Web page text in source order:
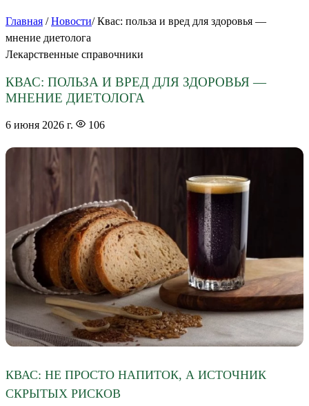
Главная / Новости/ Квас: польза и вред для здоровья —
мнение диетолога
Лекарственные справочники
КВАС: ПОЛЬЗА И ВРЕД ДЛЯ ЗДОРОВЬЯ —
МНЕНИЕ ДИЕТОЛОГА
6 июня 2026 г. 106
КВАС: НЕ ПРОСТО НАПИТОК, А ИСТОЧНИК
СКРЫТЫХ РИСКОВ